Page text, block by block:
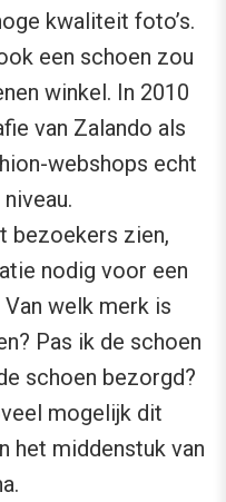
kwaliteit foto’s.
een schoen zou
winkel. In 2010
van Zalando als
webshops echt
bezoekers zien,
nodig voor een
welk merk is
Pas ik de schoen
schoen bezorgd?
mogelijk dit
het middenstuk van